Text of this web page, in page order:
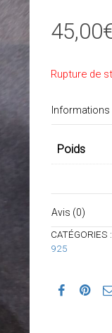
45,00
Rupture de
Poids
Avis (0)
CATÉGORIES :
925